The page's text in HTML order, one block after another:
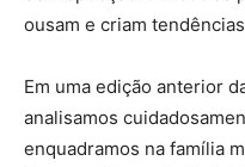
ousam e criam
Em uma edição anterior
analisamos
enquadramos na família